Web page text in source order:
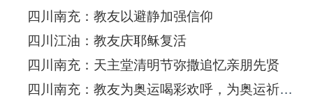
四川南充：教友以避静加强信仰
四川江油：教友庆耶稣复活
四川南充：天主堂清明节弥撒追忆亲朋先贤
四川南充：教友为奥运喝彩欢呼，为奥运祈福！